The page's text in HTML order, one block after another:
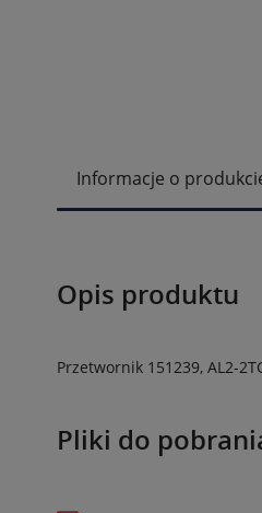
Informacje o
Opis produktu
Przetwornik 151239, AL2-
Pliki do